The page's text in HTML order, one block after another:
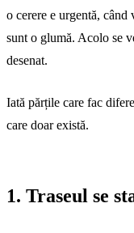
o cerere e urgentă, când
sunt o glumă. Acolo se
desenat.
Iată părțile care fac
care doar există.
1. Traseul se